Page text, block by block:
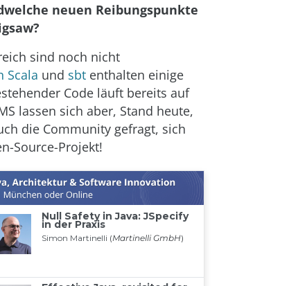
neuen Reibungspunkte
sind noch nicht
Scala und sbt enthalten einige
Code läuft bereits auf
lassen sich aber, Stand heute,
die Community gefragt, sich
Source-Projekt!